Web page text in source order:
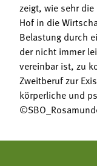
zeigt, wie sehr
Hof in die
Belastung durch
der nicht immer
vereinbar ist, zu
Zweitberuf zur
körperliche und